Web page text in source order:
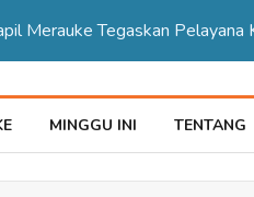
Merauke Tegaskan Pelayana
MINGGU INI TENTANG